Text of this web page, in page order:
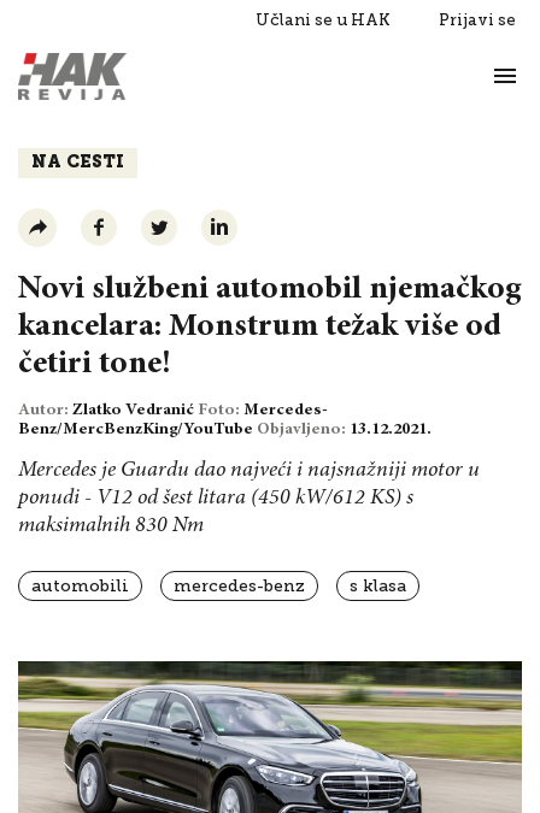
Učlani se u HAK Prijavi se
Razgovori
NA CESTI
Novi službeni automobil njemačkog
kancelara: Monstrum težak više od
četiri tone!
Autor: Zlatko Vedranić Foto: Mercedes-
Benz/MercBenzKing/YouTube Objavljeno: 13.12.2021.
Mercedes je Guardu dao najveći i najsnažniji motor u
ponudi - V12 od šest litara (450 kW/612 KS) s
maksimalnih 830 Nm
automobili mercedes-benz s klasa